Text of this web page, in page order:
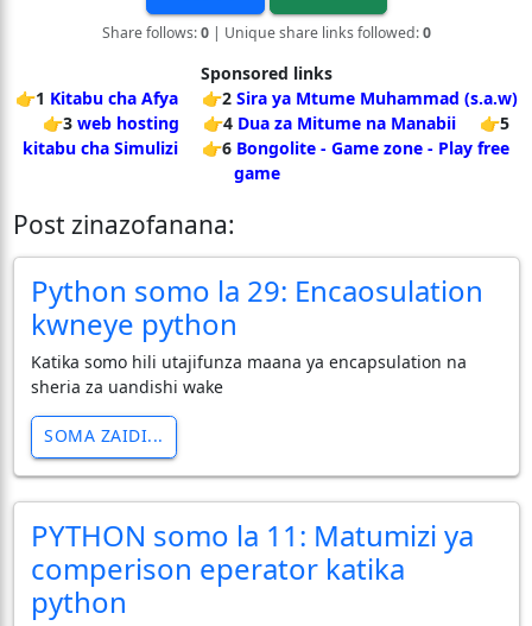
Share follows:0| Unique share links followed:0
Sponsored links
👉1 Kitabu cha Afya 👉2 Sira ya Mtume Muhammad (s.a.w)
👉3 web hosting 👉4 Dua za Mitume na Manabii
👉5
kitabu cha Simulizi
👉6 Bongolite - Game zone - Play free
game
Post zinazofanana:
Python somo la 29: Encaosulation
kwneye python
Katika somo hili utajifunza maana ya encapsulation na
sheria za uandishi wake
SOMA ZAIDI...
PYTHON somo la 11: Matumizi ya
comperison eperator katika
python